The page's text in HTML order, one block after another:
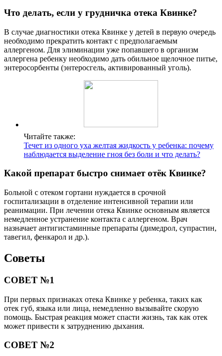
Что делать, если у грудничка отека Квинке?
В случае диагностики отека Квинке у детей в первую очередь
необходимо прекратить контакт с предполагаемым
аллергеном. Для элиминации уже попавшего в организм
аллергена ребенку необходимо дать обильное щелочное питье,
энтеросорбенты (энтеросгель, активированный уголь).
Читайте также:
Течет из одного уха желтая жидкость у ребенка: почему
наблюдается выделение гноя без боли и что делать?
Какой препарат быстро снимает отёк Квинке?
Больной с отеком гортани нуждается в срочной
госпитализации в отделение интенсивной терапии или
реанимации. При лечении отека Квинке основным является
немедленное устранение контакта с аллергеном. Врач
назначает антигистаминные препараты (димедрол, супрастин,
тавегил, фенкарол и др.).
Советы
СОВЕТ №1
При первых признаках отека Квинке у ребенка, таких как
отек губ, языка или лица, немедленно вызывайте скорую
помощь. Быстрая реакция может спасти жизнь, так как отек
может привести к затруднению дыхания.
СОВЕТ №2